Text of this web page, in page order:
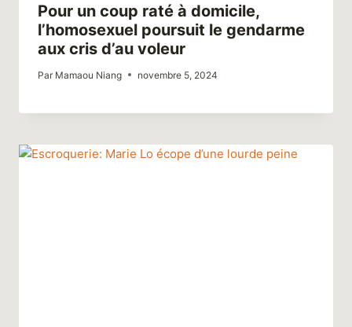
Pour un coup raté à domicile,
l’homosexuel poursuit le gendarme
aux cris d’au voleur
Par Mamaou Niang novembre 5, 2024